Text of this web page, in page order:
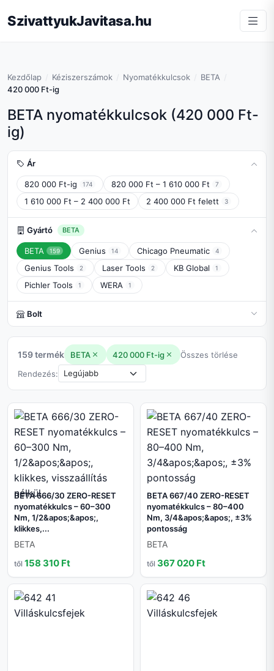
SzivattyukJavitasa.hu
Kezdőlap Kéziszerszámok Nyomatékkulcsok
BETA
420 000 Ft-ig
BETA nyomatékkulcsok (420 000 Ft-
ig)
Ár
820 000 Ft-ig 174 820 000 Ft – 1 610 000 Ft 7
1 610 000 Ft – 2 400 000 Ft 2 400 000 Ft felett 3
Gyártó BETA
BETA 159 Genius 14 Chicago Pneumatic 4
Genius Tools 2 Laser Tools 2 KB Global 1
Pichler Tools 1 WERA 1
Bolt
159 termék BETA 420 000 Ft-ig
Összes törlése
Rendezés:
BETA 666/30 ZERO-RESET
nyomatékkulcs – 60–300
Nm, 1/2&apos;&apos;,
klikkes,...
BETA
től 158 310 Ft
BETA 667/40 ZERO-RESET
nyomatékkulcs – 80–400
Nm, 3/4&apos;&apos;, ±3%
pontosság
BETA
től 367 020 Ft